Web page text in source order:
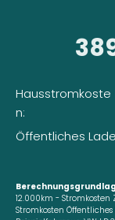
Hausstromkoste
n:
Öffentliches
12.000km -
Stromkosten